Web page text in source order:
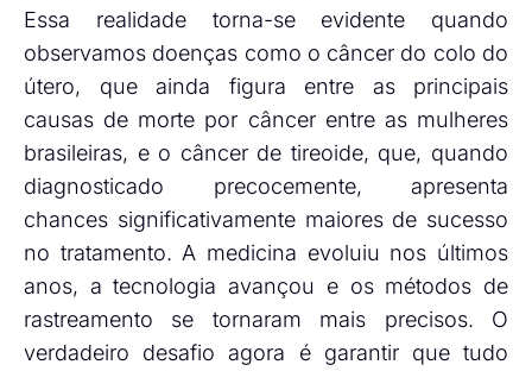
Essa realidade torna-se evidente quando
observamos doenças como o câncer do colo do
útero, que ainda figura entre as principais
causas de morte por câncer entre as mulheres
brasileiras, e o câncer de tireoide, que, quando
diagnosticado precocemente, apresenta
chances significativamente maiores de sucesso
no tratamento. A medicina evoluiu nos últimos
anos, a tecnologia avançou e os métodos de
rastreamento se tornaram mais precisos. O
verdadeiro desafio agora é garantir que tudo